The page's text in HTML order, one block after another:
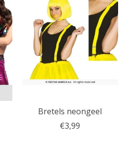
Bretels neongeel
€3,99